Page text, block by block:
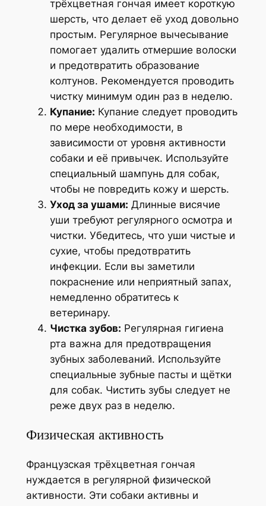
трёхцветная гончая имеет короткую
шерсть, что делает её уход довольно
простым. Регулярное вычесывание
помогает удалить отмершие волоски
и предотвратить образование
колтунов. Рекомендуется проводить
чистку минимум один раз в неделю.
Купание: Купание следует проводить
по мере необходимости, в
зависимости от уровня активности
собаки и её привычек. Используйте
специальный шампунь для собак,
чтобы не повредить кожу и шерсть.
Уход за ушами: Длинные висячие
уши требуют регулярного осмотра и
чистки. Убедитесь, что уши чистые и
сухие, чтобы предотвратить
инфекции. Если вы заметили
покраснение или неприятный запах,
немедленно обратитесь к
ветеринару.
Чистка зубов: Регулярная гигиена
рта важна для предотвращения
зубных заболеваний. Используйте
специальные зубные пасты и щётки
для собак. Чистить зубы следует не
реже двух раз в неделю.
Физическая активность
Французская трёхцветная гончая
нуждается в регулярной физической
активности. Эти собаки активны и